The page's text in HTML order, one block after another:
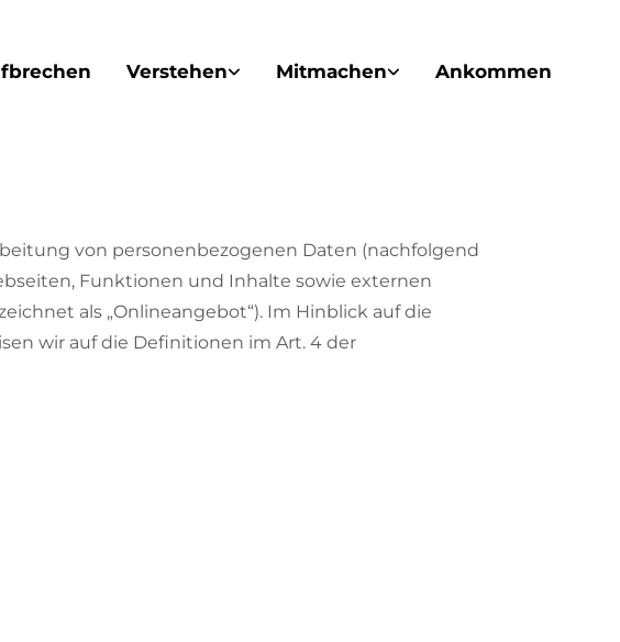
Verstehen Mitmachen Ankommen
von personenbezogenen Daten (nachfolgend
Funktionen und Inhalte sowie externen
als „Onlineangebot“). Im Hinblick auf die
wir auf die Definitionen im Art. 4 der